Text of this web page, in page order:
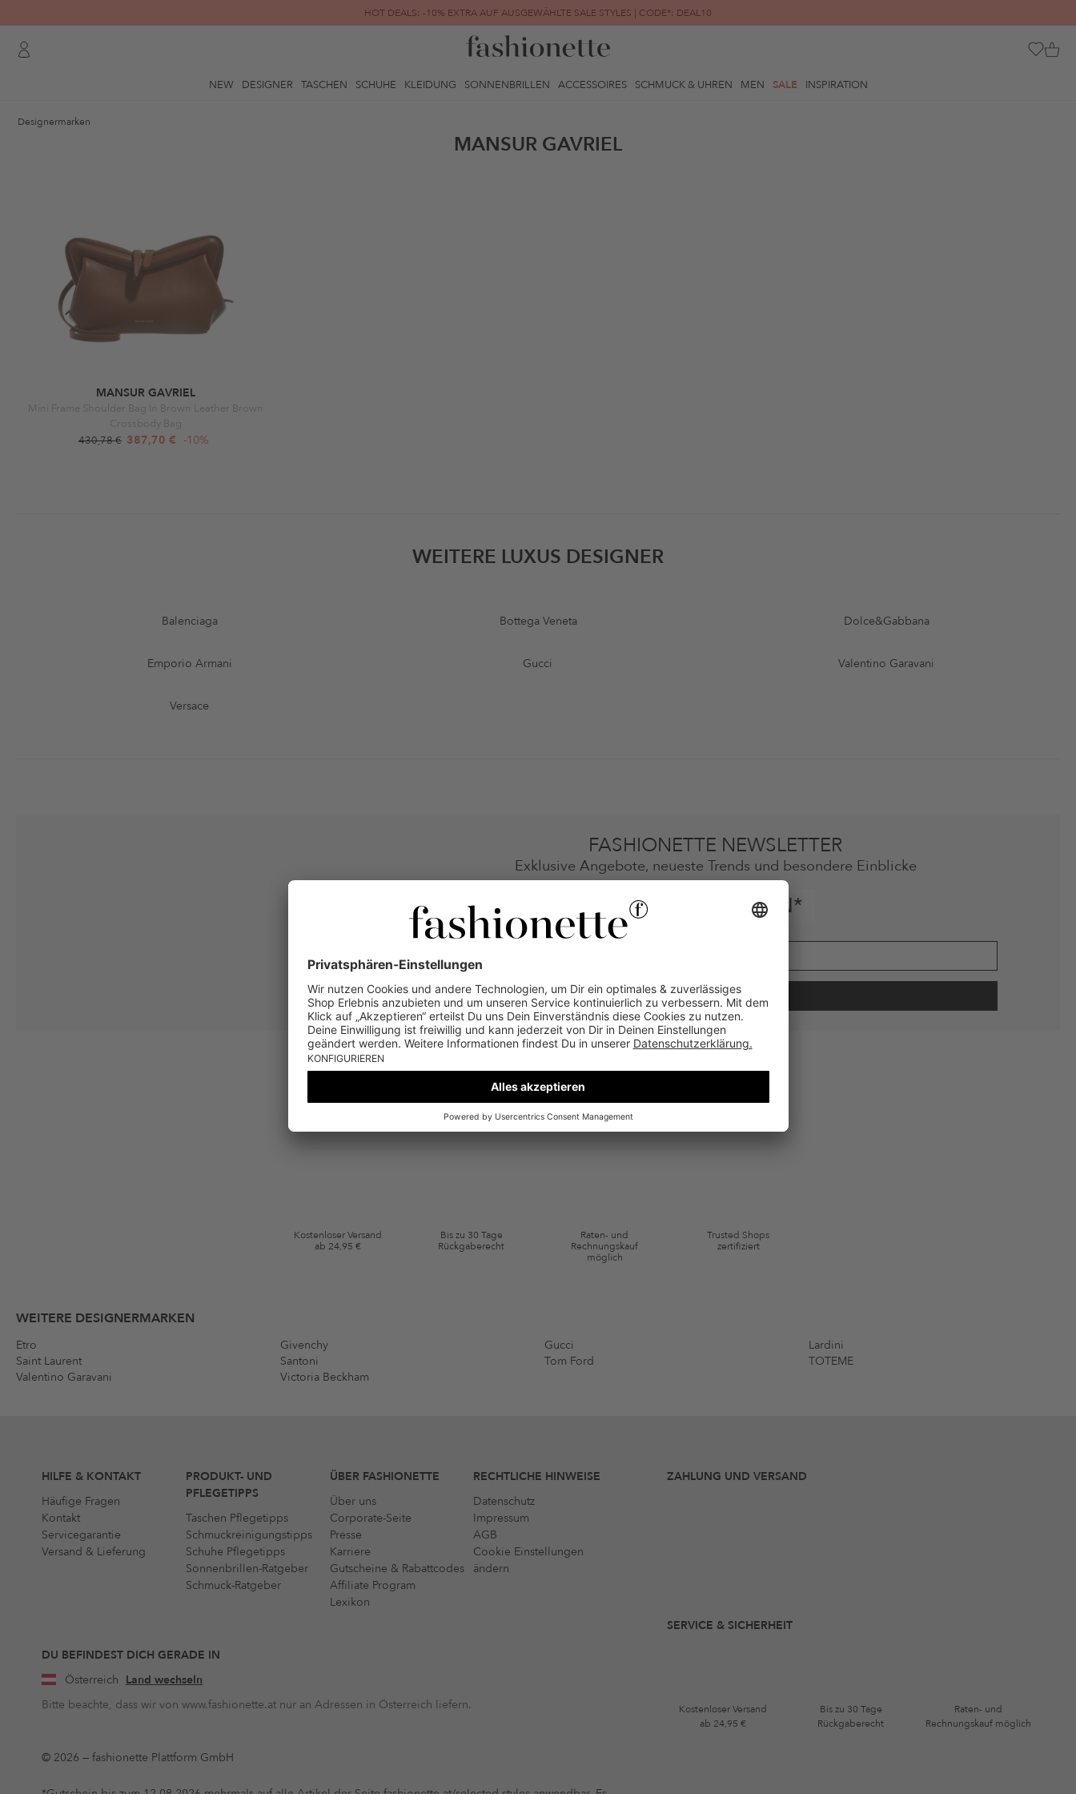
HOT DEALS: -10% EXTRA AUF AUSGEWÄHLTE SALE STYLES | CODE*: DEAL10
FINAL SALE | BIS ZU -80% REDUZIERT
NEW DESIGNER TASCHEN SCHUHE KLEIDUNG SONNENBRILLEN ACCESSOIRES SCHMUCK & UHREN MEN SALE INSPIRATION
Designermarken
MANSUR GAVRIEL
MANSUR GAVRIEL
Mini Frame Shoulder Bag In Brown Leather Brown
Crossbody Bag
430,78 € 387,70 € -10%
WEITERE LUXUS DESIGNER
Balenciaga Bottega Veneta Dolce&Gabbana
Emporio Armani Gucci Valentino Garavani
Versace
FASHIONETTE NEWSLETTER
Exklusive Angebote, neueste Trends und besondere Einblicke
10% GUTSCHEIN*
Datenschutzbestimmungenzum Zwecke der Werbung verwenden, sowie Erinnerungen über nicht bestellte Waren in meinem Warenkorb
per E-Mail an mich senden darf. Diese Emails können an von mir erworbenen oder angesehene Artikel angepasst sein. Ich kann diese Einwilligung jederzeit mit Wirkung für die Zukunft widerrufen.
SERVICE & SICHERHEIT
Kostenloser Versand
ab 24,95 €
Bis zu 30 Tage
Rückgaberecht
Raten- und
Rechnungskauf
möglich
Trusted Shops
zertifiziert
WEITERE DESIGNERMARKEN
Etro Givenchy Gucci
Lardini
Saint Laurent
Santoni Tom Ford
TOTEME
Valentino Garavani
Victoria Beckham
HILFE & KONTAKT
Häufige Fragen
Kontakt
Servicegarantie
Versand & Lieferung
PRODUKT- UND
PFLEGETIPPS
Taschen Pflegetipps
Schmuckreinigungstipps
Schuhe Pflegetipps
Sonnenbrillen-Ratgeber
Schmuck-Ratgeber
ÜBER FASHIONETTE
Über uns
Corporate-Seite
Presse
Karriere
Gutscheine & Rabattcodes
Affiliate Program
Lexikon
RECHTLICHE HINWEISE
Datenschutz
Impressum
AGB
Cookie Einstellungen
ändern
DU BEFINDEST DICH GERADE IN
Österreich Land wechseln
Bitte beachte, dass wir von www.fashionette.at nur an Adressen in Österreich liefern.
© 2026 — fashionette Plattform GmbH
ZAHLUNG UND VERSAND
SERVICE & SICHERHEIT
Kostenloser Versand
ab 24,95 €
Bis zu 30 Tage
Rückgaberecht
Raten- und
Rechnungskauf möglich